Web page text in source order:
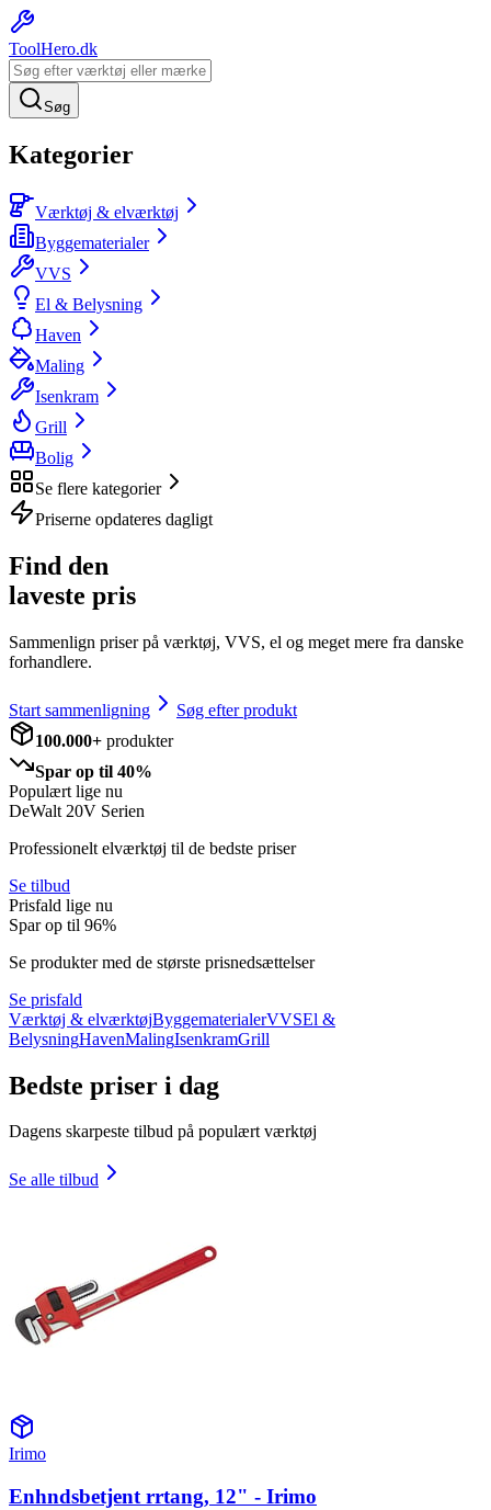
ToolHero.dk
Søg
Kategorier
Værktøj & elværktøj
Byggematerialer
VVS
El & Belysning
Haven
Maling
Isenkram
Grill
Bolig
Se flere kategorier
Priserne opdateres dagligt
Find den
laveste pris
Sammenlign priser på værktøj, VVS, el og meget mere fra danske
forhandlere.
Start sammenligning
Søg efter produkt
100.000+ produkter
Spar op til 40%
Populært lige nu
DeWalt 20V Serien
Professionelt elværktøj til de bedste priser
Se tilbud
Prisfald lige nu
Spar op til 96%
Se produkter med de største prisnedsættelser
Se prisfald
Værktøj & elværktøjByggematerialerVVSEl &
BelysningHavenMalingIsenkramGrill
Bedste priser i dag
Dagens skarpeste tilbud på populært værktøj
Se alle tilbud
Irimo
Enhndsbetjent rrtang, 12" - Irimo